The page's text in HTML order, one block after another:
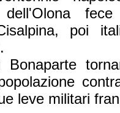
dell'Olona
poi
leve militari